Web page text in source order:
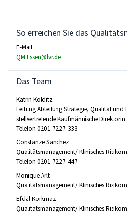
So erreichen Sie das
E-Mail:
QM.Essen@lvr.de
Das Team
Katrin Kolditz
Leitung Abteilung Strategie, Qualität und
stellvertretende Kaufmännische Direktorin
Telefon 0201 7227-333
Constanze Sanchez
Qualitätsmanagement/ Klinisches
Telefon 0201 7227-447
Monique Arlt
Qualitätsmanagement/ Klinisches
Efdal Korkmaz
Qualitätsmanagement/ Klinisches